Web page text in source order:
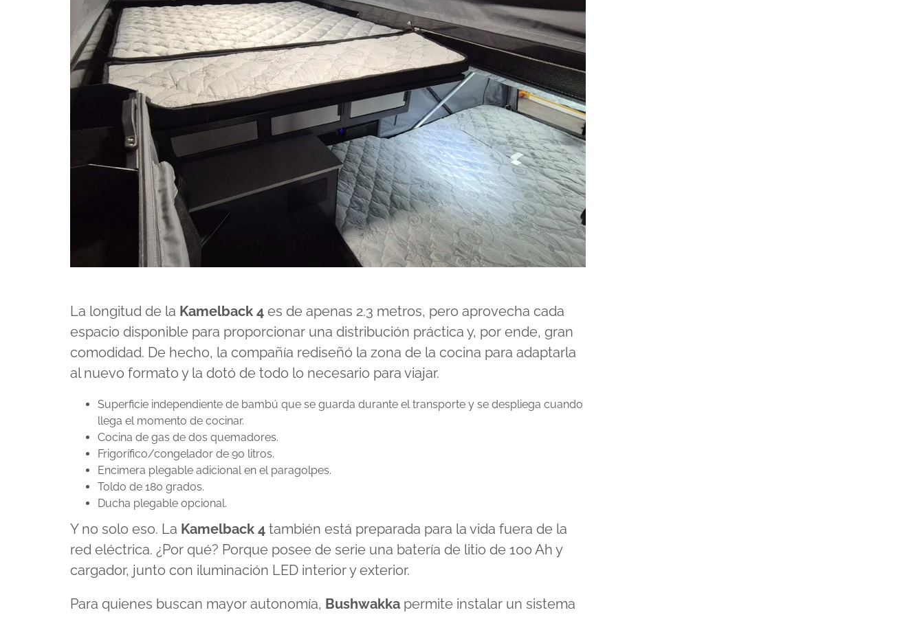
La longitud de la Kamelback 4 es de apenas 2.3 metros, pero aprovecha cada
espacio disponible para proporcionar una distribución práctica y, por ende, gran
comodidad. De hecho, la compañía rediseñó la zona de la cocina para adaptarla
al nuevo formato y la dotó de todo lo necesario para viajar.
Superficie independiente de bambú que se guarda durante el transporte y se despliega cuando
llega el momento de cocinar.
Cocina de gas de dos quemadores.
Frigorífico/congelador de 90 litros.
Encimera plegable adicional en el paragolpes.
Toldo de 180 grados.
Ducha plegable opcional.
Y no solo eso. La Kamelback 4 también está preparada para la vida fuera de la
red eléctrica. ¿Por qué? Porque posee de serie una batería de litio de 100 Ah y
cargador, junto con iluminación LED interior y exterior.
Para quienes buscan mayor autonomía, Bushwakka permite instalar un sistema